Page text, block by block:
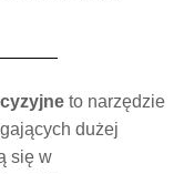
to narzędzie
dużej
się w